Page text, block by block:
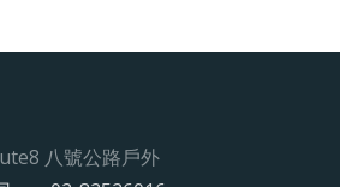
八號公路戶外